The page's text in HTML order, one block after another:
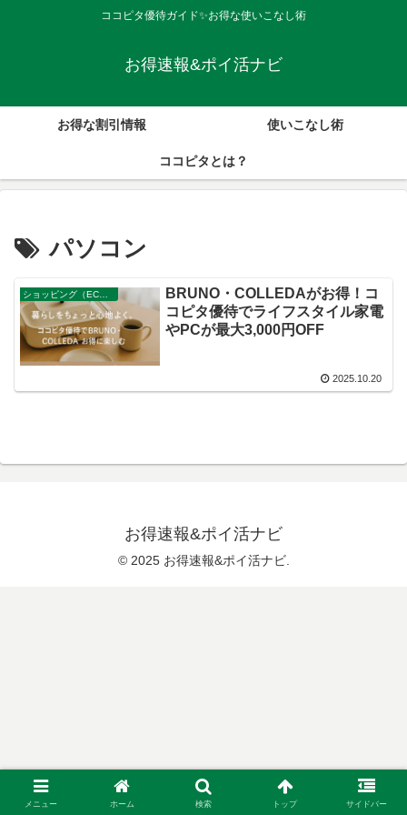
ココピタ優待ガイド✨お得な使いこなし術
お得速報&ポイ活ナビ
お得な割引情報 使いこなし術
ココピタとは？
パソコン
BRUNO・COLLEDAがお得！コ
コピタ優待でライフスタイル家電
やPCが最大3,000円OFF
2025.10.20
お得速報&ポイ活ナビ
© 2025 お得速報&ポイ活ナビ.
メニュー ホーム 検索 トップ サイドバー